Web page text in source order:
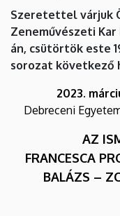
Kar
Szeretettel várjuk
Zeneművészeti
án, csütörtök este
sorozat következő
2023.
Debreceni
AZ
FRANCESCA
BALÁZS –